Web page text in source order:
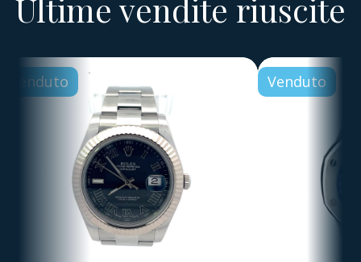
Ultime vendite riuscite
Venduto Venduto